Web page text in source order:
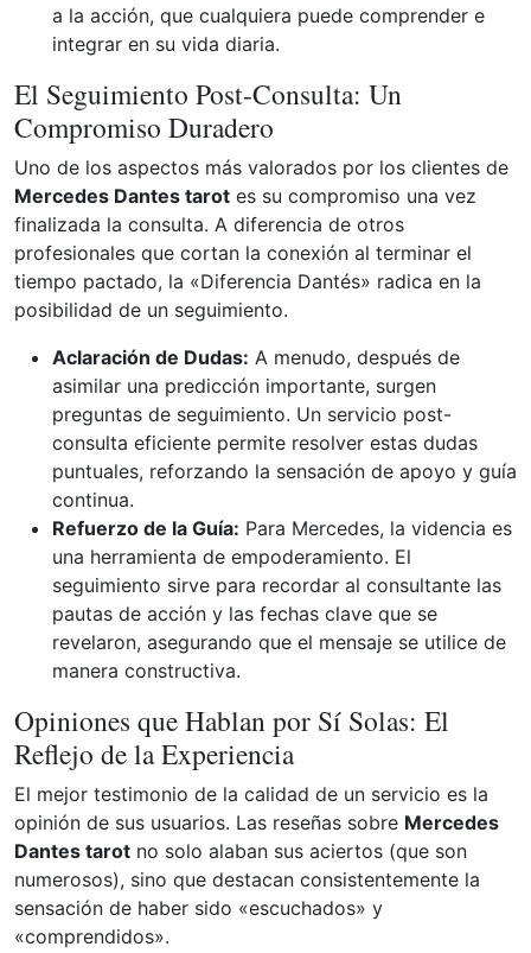
a la acción, que cualquiera puede comprender e
integrar en su vida diaria.
El Seguimiento Post-Consulta: Un
Compromiso Duradero
Uno de los aspectos más valorados por los clientes de
Mercedes Dantes tarot es su compromiso una vez
finalizada la consulta. A diferencia de otros
profesionales que cortan la conexión al terminar el
tiempo pactado, la «Diferencia Dantés» radica en la
posibilidad de un seguimiento.
Aclaración de Dudas: A menudo, después de
asimilar una predicción importante, surgen
preguntas de seguimiento. Un servicio post-
consulta eficiente permite resolver estas dudas
puntuales, reforzando la sensación de apoyo y guía
continua.
Refuerzo de la Guía: Para Mercedes, la videncia es
una herramienta de empoderamiento. El
seguimiento sirve para recordar al consultante las
pautas de acción y las fechas clave que se
revelaron, asegurando que el mensaje se utilice de
manera constructiva.
Opiniones que Hablan por Sí Solas: El
Reflejo de la Experiencia
El mejor testimonio de la calidad de un servicio es la
opinión de sus usuarios. Las reseñas sobre Mercedes
Dantes tarot no solo alaban sus aciertos (que son
numerosos), sino que destacan consistentemente la
sensación de haber sido «escuchados» y
«comprendidos».